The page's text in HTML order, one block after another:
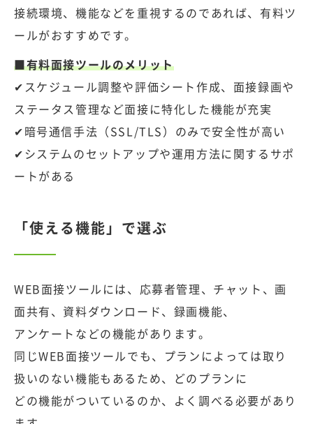
接続環境、機能などを重視するのであれば、有料ツ
ールがおすすめです。
■有料面接ツールのメリット
✔スケジュール調整や評価シート作成、面接録画や
ステータス管理など面接に特化した機能が充実
✔暗号通信手法（SSL/TLS）のみで安全性が高い
✔システムのセットアップや運用方法に関するサポ
ートがある
「使える機能」で選ぶ
WEB面接ツールには、応募者管理、チャット、画
面共有、資料ダウンロード、録画機能、
アンケートなどの機能があります。
同じWEB面接ツールでも、プランによっては取り
扱いのない機能もあるため、どのプランに
どの機能がついているのか、よく調べる必要があり